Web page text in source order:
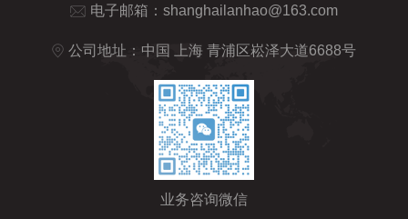
电子邮箱： shanghailanhao@163.com
公司地址：中国 上海 青浦区崧泽大道6688号
业务咨询微信